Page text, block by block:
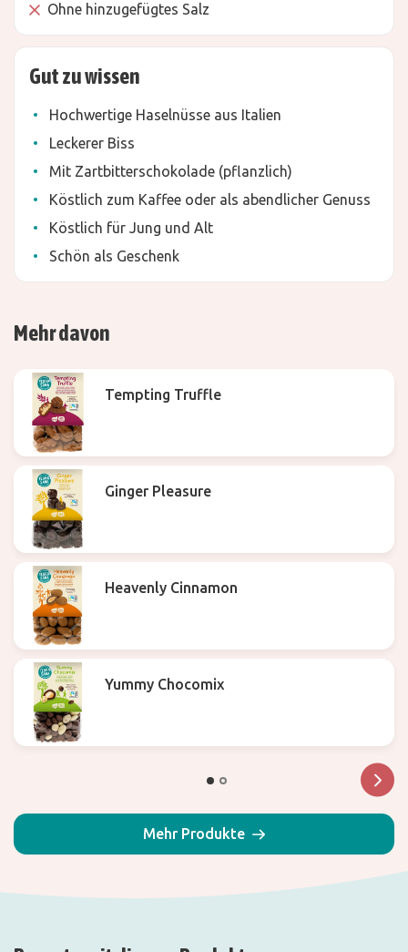
Ohne hinzugefügtes Salz
Gut zu wissen
Hochwertige Haselnüsse aus Italien
Leckerer Biss
Mit Zartbitterschokolade (pflanzlich)
Köstlich zum Kaffee oder als abendlicher Genuss
Köstlich für Jung und Alt
Schön als Geschenk
Mehr davon
Tempting Truffle
Ginger Pleasure
Heavenly Cinnamon
Yummy Chocomix
Mehr Produkte